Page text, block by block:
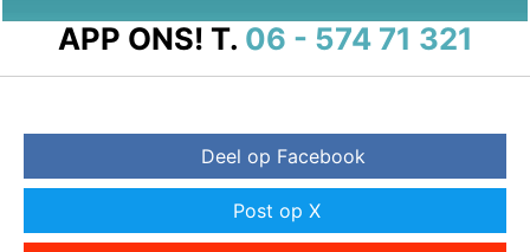
APP ONS! T. 06 - 574 71 321
Deel op Facebook
Post op X